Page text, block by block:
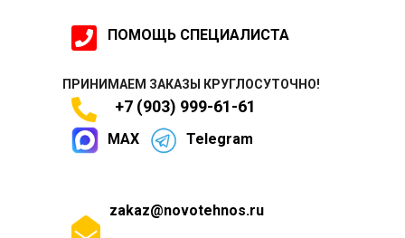
ПОМОЩЬ СПЕЦИАЛИСТА
ПРИНИМАЕМ ЗАКАЗЫ КРУГЛОСУТОЧНО!
+7 (903) 999-61-61
MAX Telegram
zakaz@novotehnos.ru